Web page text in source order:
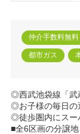
仲介手数料無料
都市ガス
◎西武池袋線「武
◎お子様の毎日の
◎徒歩圏内にスー
■全6区画の分譲